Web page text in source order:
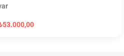
53.000,00